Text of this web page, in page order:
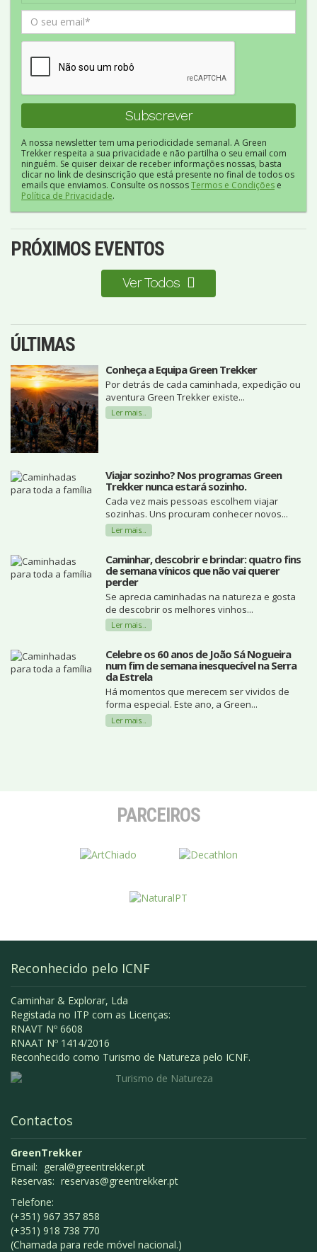
A nossa newsletter tem uma periodicidade semanal. A Green
Trekker respeita a sua privacidade e não partilha o seu email com
ninguém. Se quiser deixar de receber informações nossas, basta
clicar no link de desinscrição que está presente no final de todos os
emails que enviamos. Consulte os nossosTermos e Condições e
Política de Privacidade.
PRÓXIMOS EVENTOS
Ver Todos
ÚLTIMAS
Conheça a Equipa Green Trekker
Por detrás de cada caminhada, expedição ou
aventura Green Trekker existe...
Ler mais...
Viajar sozinho? Nos programas Green
Trekker nunca estará sozinho.
Cada vez mais pessoas escolhem viajar
sozinhas. Uns procuram conhecer novos...
Ler mais...
Caminhar, descobrir e brindar: quatro fins
de semana vínicos que não vai querer
perder
Se aprecia caminhadas na natureza e gosta
de descobrir os melhores vinhos...
Ler mais...
Celebre os 60 anos de João Sá Nogueira
num fim de semana inesquecível na Serra
da Estrela
Há momentos que merecem ser vividos de
forma especial. Este ano, a Green...
Ler mais...
PARCEIROS
Reconhecido pelo ICNF
Caminhar & Explorar, Lda
Registada no ITP com as Licenças:
RNAVT Nº 6608
RNAAT Nº 1414/2016
Reconhecido como Turismo de Natureza pelo ICNF.
Contactos
GreenTrekker
Email: geral@greentrekker.pt
Reservas: reservas@greentrekker.pt
Telefone:
(+351) 967 357 858
(+351) 918 738 770
(Chamada para rede móvel nacional.)